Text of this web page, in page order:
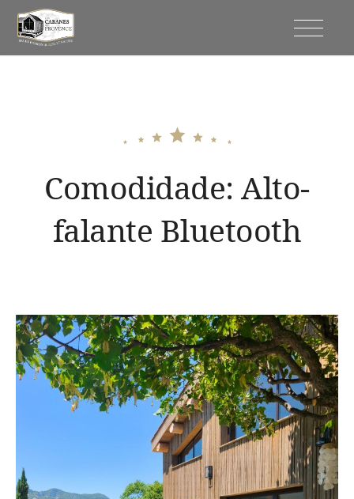
para
o
Comodidade:Alto-
falante Bluetooth